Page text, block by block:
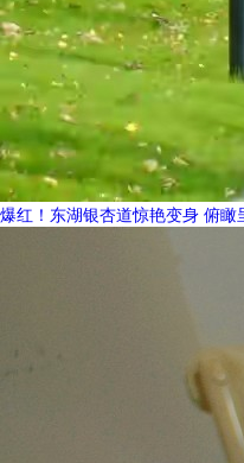
爆红！东湖银杏道惊艳变身 俯瞰